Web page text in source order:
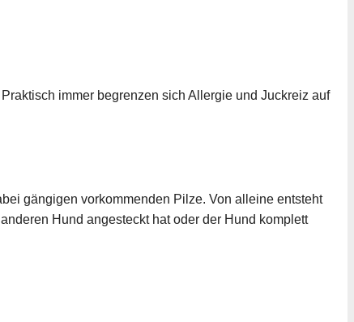
immer begrenzen sich Allergie und Juckreiz auf
gängigen vorkommenden Pilze. Von alleine entsteht
Hund angesteckt hat oder der Hund komplett